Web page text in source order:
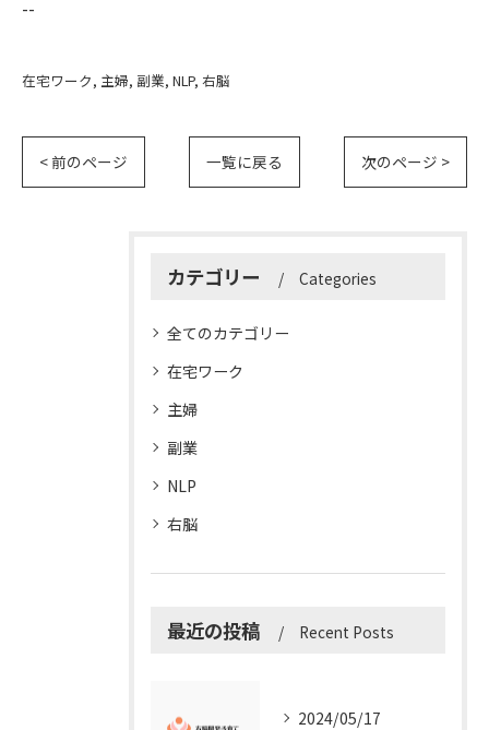
--
在宅ワーク 主婦 副業 NLP 右脳
< 前のページ 一覧に戻る 次のページ >
カテゴリー Categories
全てのカテゴリー
在宅ワーク
主婦
副業
NLP
右脳
最近の投稿 Recent Posts
2024/05/17